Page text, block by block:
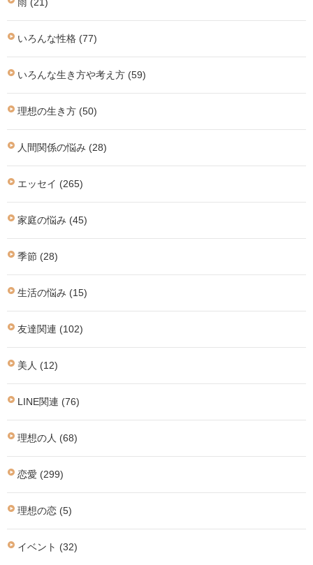
いろんな性格 (77)
いろんな生き方や考え方 (59)
理想の生き方 (50)
人間関係の悩み (28)
エッセイ (265)
家庭の悩み (45)
季節 (28)
生活の悩み (15)
友達関連 (102)
美人 (12)
LINE関連 (76)
理想の人 (68)
恋愛 (299)
理想の恋 (5)
イベント (32)